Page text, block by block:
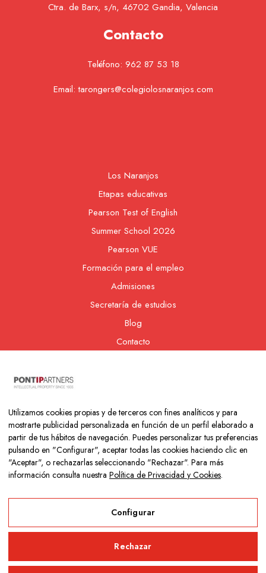
Ctra. de Barx, s/n, 46702 Gandia, Valencia
Contacto
Teléfono: 962 87 53 18
Email:tarongers@colegiolosnaranjos.com
Los Naranjos
Etapas educativas
Pearson Test of English
Summer School 2026
Pearson VUE
Formación para el empleo
Admisiones
Secretaría de estudios
Blog
Contacto
Copyright © 2026 Colegio Los Naranjos | Hecho con mucho amor
porNeurona Digital
Utilizamos cookies propias y de terceros con fines analíticos y para
mostrarte publicidad personalizada en función de un perfil elaborado a
partir de tus hábitos de navegación. Puedes personalizar tus preferencias
pulsando en "Configurar", aceptar todas las cookies haciendo clic en
"Aceptar", o rechazarlas seleccionando "Rechazar". Para más
información consulta nuestra Política de Privacidad y Cookies.
Configurar
Rechazar
Aviso Legal
Política de Privacidad y Cookies